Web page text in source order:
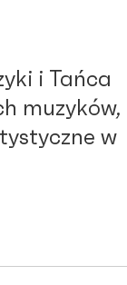
i Tańca
muzyków,
w